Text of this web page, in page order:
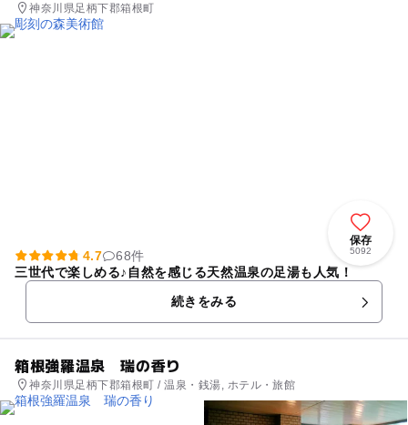
神奈川県足柄下郡箱根町
保存
5092
4.7
68件
三世代で楽しめる♪自然を感じる天然温泉の足湯も人気！
続きをみる
箱根強羅温泉 瑞の香り
神奈川県足柄下郡箱根町 / 温泉・銭湯, ホテル・旅館